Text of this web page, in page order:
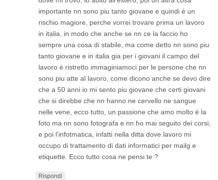
importante nn sono piu tanto giovane e quindi é un
rischio magiore, perche vorrei trovare prima un lavoro
in italia, in modo che anche se nn ce la faccio ho
sempre una cosa di stabile, ma come detto nn sono piu
tanto giovane e in italia gia per i giovani il campo del
lavoro é ristretto immaginiamoci per le persone che nn
sono piu atte al lavoro, come dicono anche se devo dire
che a 50 anni io mi sento piu giovane che certi giovani
che si direbbe che nn hanno ne cervello ne sangue
nelle vene, ecco tutto, un passione che amo molto é la
foto ma nn sono fotografa e nn ho mai seguito dei corsi,
e poi l’infotmatica, infatti nella ditta dove lavoro mi
occupo di trattamento di dati informatici per mailg e
etiquette. Ecco tutto cosa ne pensi te ?
Rispondi